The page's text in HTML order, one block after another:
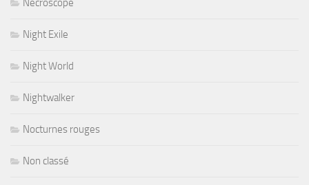
Necroscope
Night Exile
Night World
Nightwalker
Nocturnes rouges
Non classé